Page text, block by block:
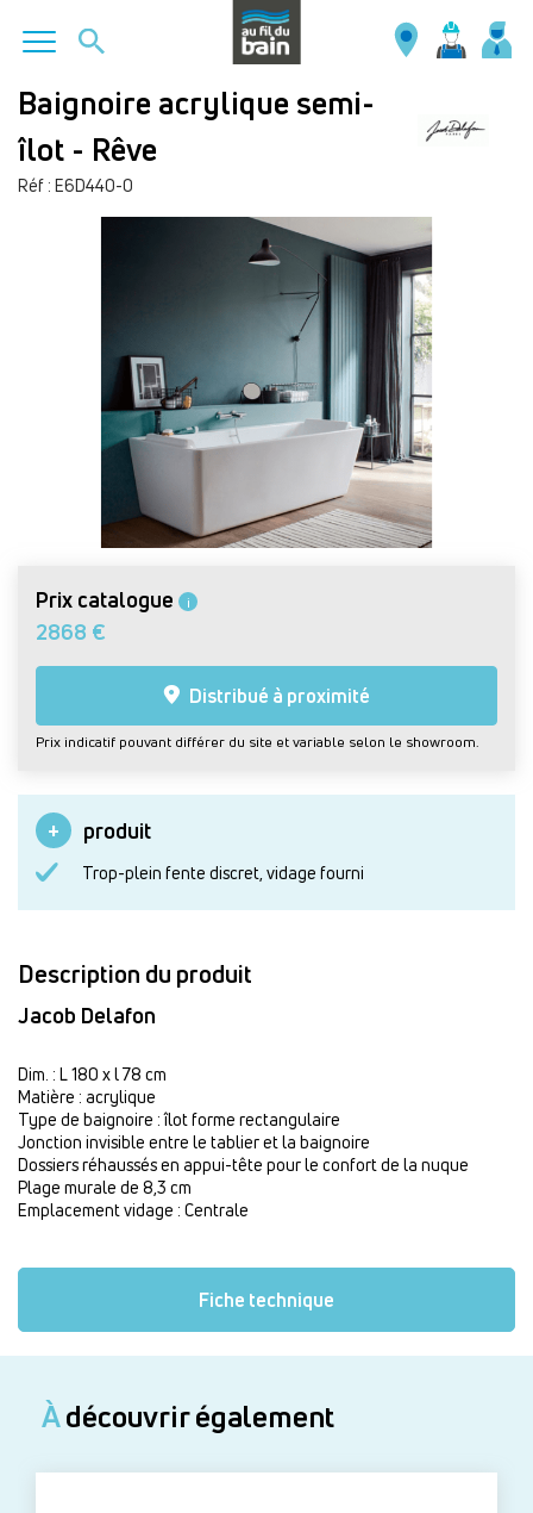
Aller
contenu
principal
Baignoire acrylique semi-
îlot - Rêve
Réf : E6D440-0
Prix catalogue i
2868 €
Distribué à proximité
Prix indicatif pouvant différer du site et variable selon le showroom.
produit
Trop-plein fente discret, vidage fourni
Description du produit
Jacob Delafon
Dim. : L 180 x l 78 cm
Matière : acrylique
Type de baignoire : îlot forme rectangulaire
Jonction invisible entre le tablier et la baignoire
Dossiers réhaussés en appui-tête pour le confort de la nuque
Plage murale de 8,3 cm
Emplacement vidage : Centrale
Fiche technique
Àdécouvrir également